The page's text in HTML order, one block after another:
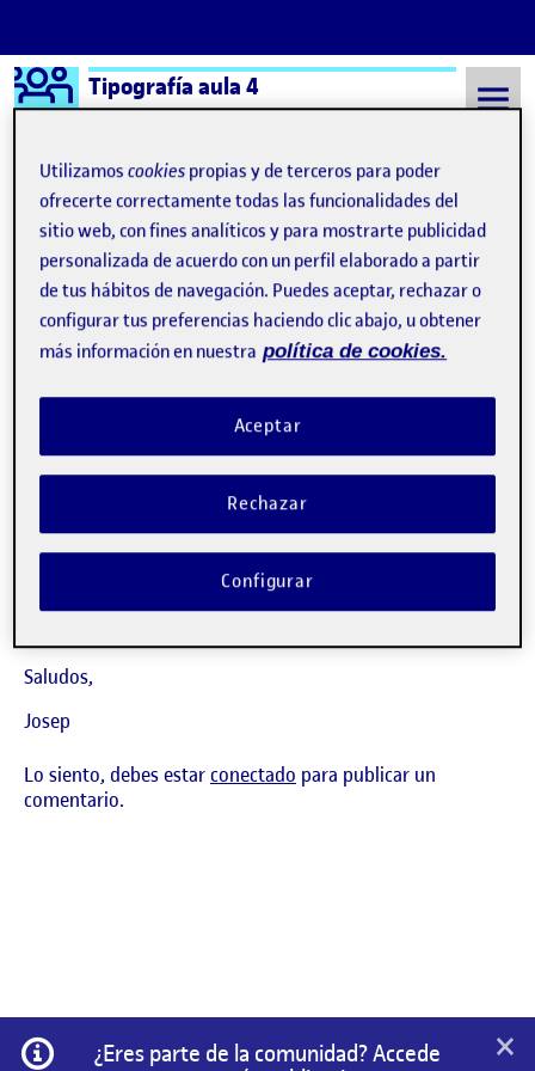
Saltar al contenido
Logo Ágora
Tipografía aula 4
Semestre 20211 - Aula 4 9 Diciembre, 2021
9 Diciembre, 2021
una buena selección tipográfica
Ainhoa Lopez Ugarte
Visibilidad:
Pública-Fecha de publicación
9 Dic 20219 diciembre, 2021 8:45 pm
-1 comentarioen PR. Diseñar un buen logotipo
CONTRIBUTIONS
EN PR. DISEÑAR UN BUEN LOGOTIPO
Josep Ferrusola Fargassays:
Saludos,
Josep
Lo siento, debes estarconectado para publicar un
comentario.
Información
¿Eres parte de la comunidad? Accede
×
Utilizamoscookies propias y de terceros para poder
ofrecerte correctamente todas las funcionalidades del
sitio web, con fines analíticos y para mostrarte publicidad
personalizada de acuerdo con un perfil elaborado a partir
de tus hábitos de navegación. Puedes aceptar, rechazar o
configurar tus preferencias haciendo clic abajo, u obtener
más información en nuestra política de cookies.
Rechazar
Aceptar
Configurar